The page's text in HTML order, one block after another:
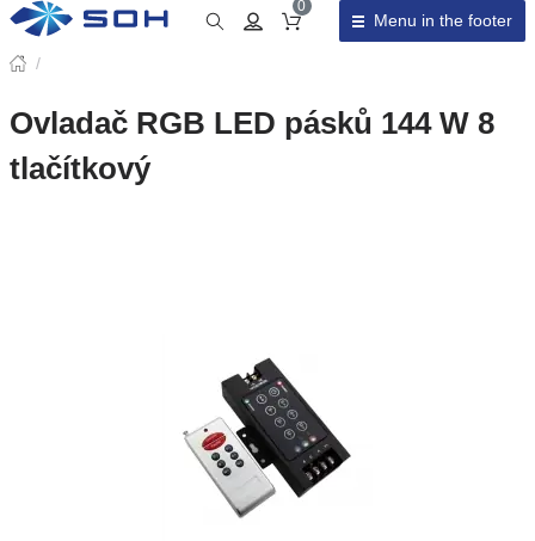
Cart total
0
Menu in the footer
/
Ovladač RGB LED pásků 144 W 8
tlačítkový